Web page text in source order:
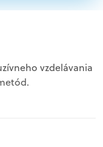
vzdelávania